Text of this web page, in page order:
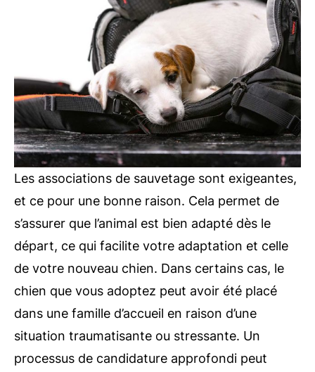
Les associations de sauvetage sont exigeantes,
et ce pour une bonne raison. Cela permet de
s’assurer que l’animal est bien adapté dès le
départ, ce qui facilite votre adaptation et celle
de votre nouveau chien. Dans certains cas, le
chien que vous adoptez peut avoir été placé
dans une famille d’accueil en raison d’une
situation traumatisante ou stressante. Un
processus de candidature approfondi peut